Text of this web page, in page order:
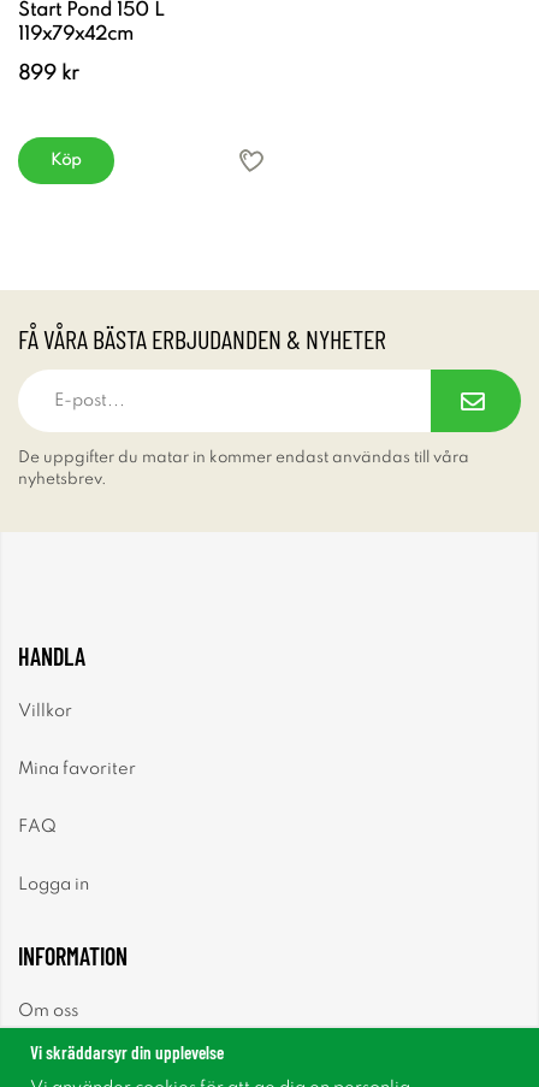
Start Pond 150 L
119x79x42cm
899 kr
Köp
FÅ VÅRA BÄSTA ERBJUDANDEN & NYHETER
De uppgifter du matar in kommer endast användas till våra
nyhetsbrev.
HANDLA
Villkor
Mina favoriter
FAQ
Logga in
INFORMATION
Om oss
Vi skräddarsyr din upplevelse